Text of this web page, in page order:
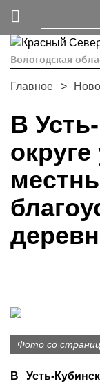
Вологодская
Главное
В
Фото со
В Усть-